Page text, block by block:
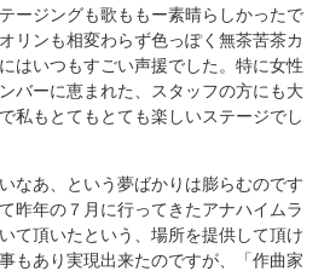
ージングも歌ももー素晴らしかったで
リンも相変わらず色っぽく無茶苦茶カ
はいつもすごい声援でした。特に女性
バーに恵まれた、スタッフの方にも大
私もとてもとても楽しいステージでし
なあ、という夢ばかりは膨らむのです
年の７月に行ってきたアナハイムラ
て頂いたという、場所を提供して頂け
もあり実現出来たのですが、「作曲家